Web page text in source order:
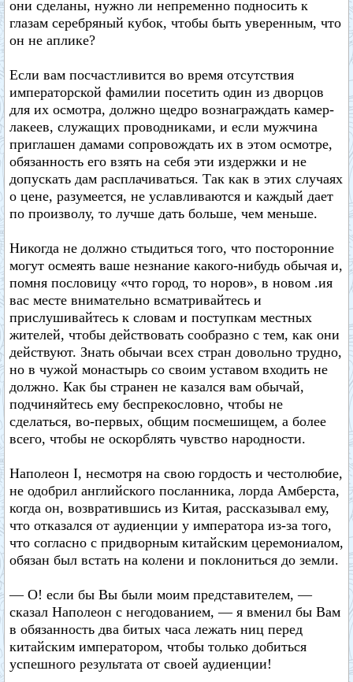
они сделаны, нужно ли непременно подносить к
глазам серебряный кубок, чтобы быть уверенным, что
он не аплике?
Если вам посчастливится во время отсутствия
императорской фамилии посетить один из дворцов
для их осмотра, должно щедро вознаграждать камер-
лакеев, служащих проводниками, и если мужчина
приглашен дамами сопровождать их в этом осмотре,
обязанность его взять на себя эти издержки и не
допускать дам расплачиваться. Так как в этих случаях
о цене, разумеется, не уславливаются и каждый дает
по произволу, то лучше дать больше, чем меньше.
Никогда не должно стыдиться того, что посторонние
могут осмеять ваше незнание какого-нибудь обычая и,
помня пословицу «что город, то норов», в новом .ия
вас месте внимательно всматривайтесь и
прислушивайтесь к словам и поступкам местных
жителей, чтобы действовать сообразно с тем, как они
действуют. Знать обычаи всех стран довольно трудно,
но в чужой монастырь со своим уставом входить не
должно. Как бы странен не казался вам обычай,
подчиняйтесь ему беспрекословно, чтобы не
сделаться, во-первых, общим посмешищем, а более
всего, чтобы не оскорблять чувство народности.
Наполеон I, несмотря на свою гордость и честолюбие,
не одобрил английского посланника, лорда Амберста,
когда он, возвратившись из Китая, рассказывал ему,
что отказался от аудиенции у императора из-за того,
что согласно с придворным китайским церемониалом,
обязан был встать на колени и поклониться до земли.
— О! если бы Вы были моим представителем, —
сказал Наполеон с негодованием, — я вменил бы Вам
в обязанность два битых часа лежать ниц перед
китайским императором, чтобы только добиться
успешного результата от своей аудиенции!